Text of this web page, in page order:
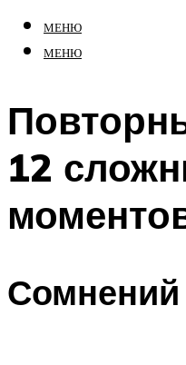
МЕНЮ
МЕНЮ
12
Сомнений